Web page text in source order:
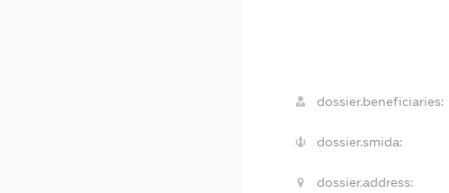
dossier.beneficiaries:
dossier.smida:
dossier.address: